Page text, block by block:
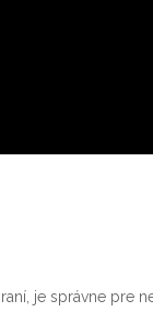
je správne pre